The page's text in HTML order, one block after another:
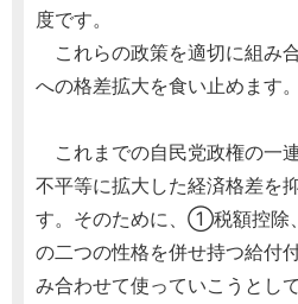
度です。
これらの政策を適切に組み
への格差拡大を食い止めます。
これまでの自民党政権の一
不平等に拡大した経済格差を
す。そのために、①税額控
の二つの性格を併せ持つ給付
み合わせて使っていこうとし